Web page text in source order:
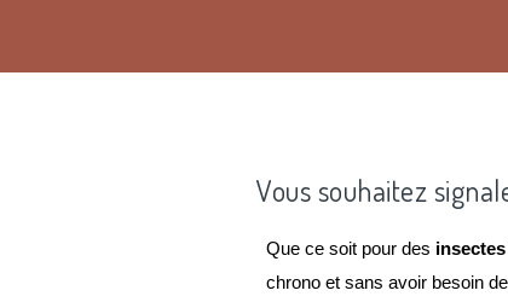
Vous souhaitez
Que ce soit pour des
chrono et sans avoir besoin